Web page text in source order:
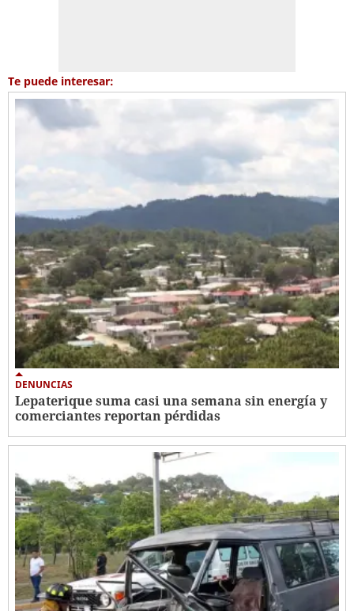
Te puede interesar:
DENUNCIAS
Lepaterique suma casi una semana sin energía y
comerciantes reportan pérdidas